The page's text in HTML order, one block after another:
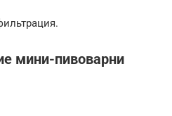
мини-пивоварни